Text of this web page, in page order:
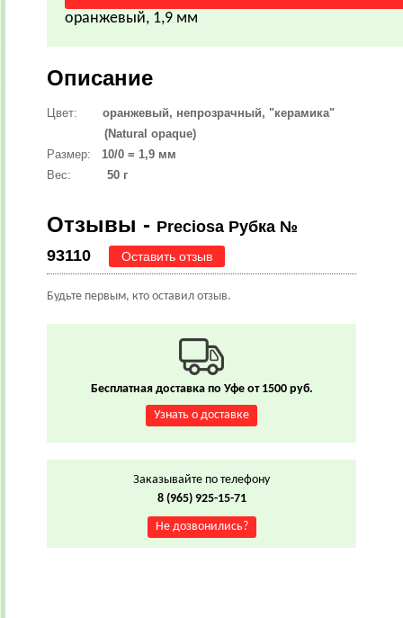
оранжевый, 1,9 мм
Описание
Цвет: оранжевый, непрозрачный, "керамика"
(Natural opaque)
Размер:
10/0 = 1,9 мм
Вес:
50 г
Отзывы - Preciosa Рубка №
93110
Оставить отзыв
Будьте первым, кто оставил отзыв.
Бесплатная доставка по Уфе от 1500 руб.
Узнать о доставке
Заказывайте по телефону
8 (965) 925-15-71
Не дозвонились?